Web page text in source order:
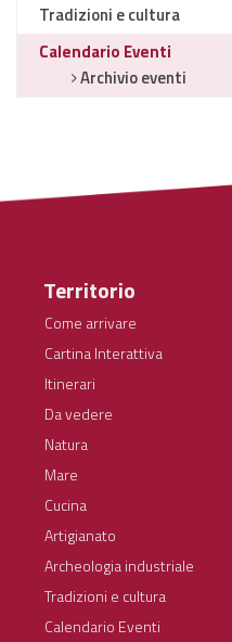
Tradizioni e cultura
Calendario Eventi
Archivio eventi
Territorio
Come arrivare
Cartina Interattiva
Itinerari
Da vedere
Natura
Mare
Cucina
Artigianato
Archeologia industriale
Tradizioni e cultura
Calendario Eventi